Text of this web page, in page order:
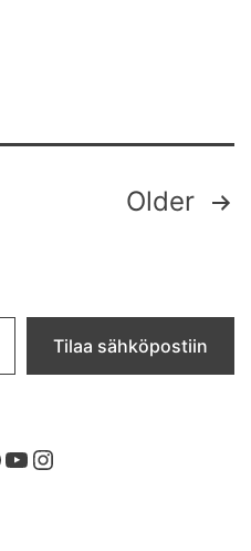
Older
Tilaa sähköpostiin
YouTube
Instagram